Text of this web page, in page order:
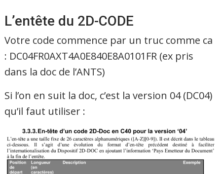
L’entête du 2D-CODE
Votre code commence par un truc comme ca
: DC04FR0AXT4A0E840E8A0101FR (ex pris
dans la doc de l’ANTS)
Si l’on en suit la doc, c’est la version 04 (DC04)
qu’il faut utiliser :